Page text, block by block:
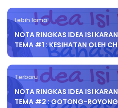
Lebih lama
NOTA RINGKAS IDEA ISI
TEMA #1 : KESIHATAN OLEH
Terbaru
NOTA RINGKAS IDEA ISI
TEMA #2 : GOTONG-ROYONG